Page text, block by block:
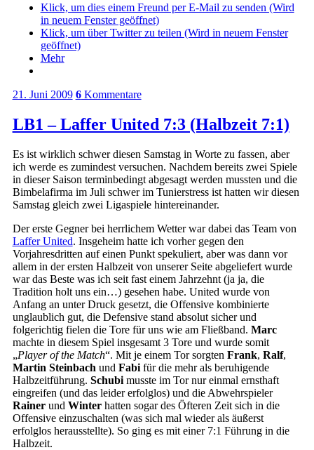
Klick, um dies einem Freund per E-Mail zu senden (Wird
in neuem Fenster geöffnet)
Klick, um über Twitter zu teilen (Wird in neuem Fenster
geöffnet)
Mehr
21. Juni 2009 6Kommentare
LB1 – Laffer United 7:3 (Halbzeit 7:1)
Es ist wirklich schwer diesen Samstag in Worte zu fassen, aber
ich werde es zumindest versuchen. Nachdem bereits zwei Spiele
in dieser Saison terminbedingt abgesagt werden mussten und die
Bimbelafirma im Juli schwer im Tunierstress ist hatten wir diesen
Samstag gleich zwei Ligaspiele hintereinander.
Der erste Gegner bei herrlichem Wetter war dabei das Team von
Laffer United. Insgeheim hatte ich vorher gegen den
Vorjahresdritten auf einen Punkt spekuliert, aber was dann vor
allem in der ersten Halbzeit von unserer Seite abgeliefert wurde
war das Beste was ich seit fast einem Jahrzehnt (ja ja, die
Tradition holt uns ein…) gesehen habe. United wurde von
Anfang an unter Druck gesetzt, die Offensive kombinierte
unglaublich gut, die Defensive stand absolut sicher und
folgerichtig fielen die Tore für uns wie am Fließband. Marc
machte in diesem Spiel insgesamt 3 Tore und wurde somit
„Player of the Match“. Mit je einem Tor sorgten Frank, Ralf,
Martin Steinbach und Fabi für die mehr als beruhigende
Halbzeitführung. Schubimusste im Tor nur einmal ernsthaft
eingreifen (und das leider erfolglos) und die Abwehrspieler
Rainer und Winterhatten sogar des Öfteren Zeit sich in die
Offensive einzuschalten (was sich mal wieder als äußerst
erfolglos herausstellte). So ging es mit einer 7:1 Führung in die
Halbzeit.